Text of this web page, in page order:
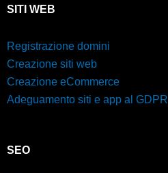
SITI WEB
Registrazione domini
Creazione siti web
Creazione eCommerce
Adeguamento siti e app al GDPR
SEO